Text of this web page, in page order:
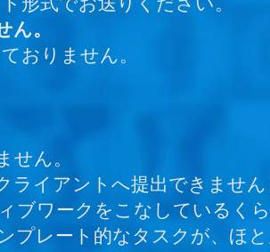
。
おりません。
ん。
イアントへ提出できませ
ワークをこなしているく
レート的なタスクが、ほと